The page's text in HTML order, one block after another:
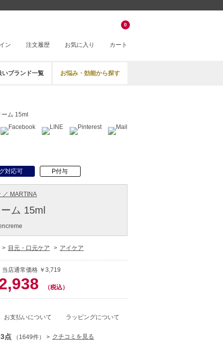
ン 注文履歴 お気に入り カート
0
いブランド一覧 お悩み・効能から探す
ーム 15ml
対応可 P付与
／ MARTINA
ム 15ml
目元・口元ケア アイケア
店通常価格 ￥3,719
（税込）
お支払いについて ラッピングについて
点 （1649件） クチコミを見る